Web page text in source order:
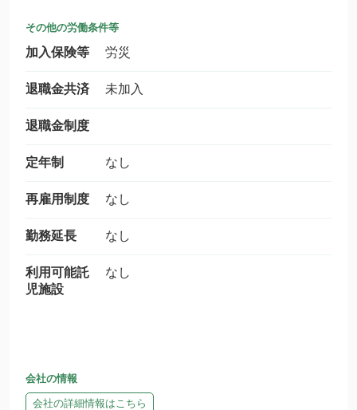
その他の労働条件等
加入保険等 労災
退職金共済 未加入
退職金制度
定年制 なし
再雇用制度 なし
勤務延長 なし
利用可能託
児施設
なし
会社の情報
会社の詳細情報はこちら